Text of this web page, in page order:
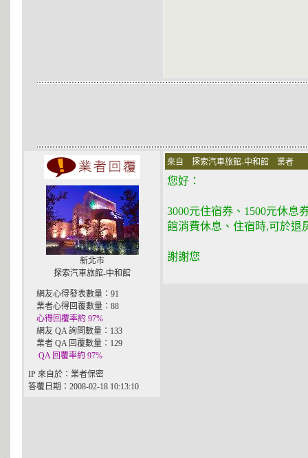
新北市
探索汽車旅館-中和館
網友心得發表數量：91
業者心得回覆數量：88
心得回覆率約 97%
網友 QA 詢問數量：133
業者 QA 回覆數量：129
QA 回覆率約 97%
IP 來自於：業者保密
答覆日期：2008-02-18 10:13:10
來自 探索汽車旅館-中和館 業者
您好：
3000元住宿券、1500元休息
館消費休息、住宿時,可於退
謝謝您